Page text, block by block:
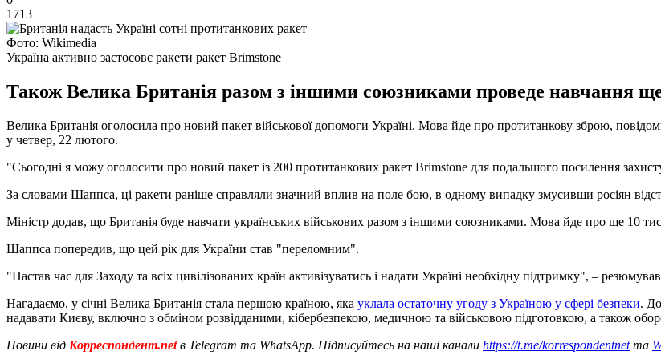
1713
Фото: Wikimedia
Україна активно застосовє ракети ракет Brimstone
Також Велика Британія разом з іншими союзниками проведе навчання
Велика Британія оголосила про новий пакет військової допомоги Україні. Мова йде про протитанкову зброю,
у четвер, 22 лютого.
"Сьогодні я можу оголосити про новий пакет із 200 протитанкових ракет Brimstone для подальшого посилення
За словами Шаппса, ці ракети раніше справляли значний вплив на поле бою, в одному випадку змусивши росіян
Міністр додав, що Британія буде навчати українських військових разом з іншими союзниками. Мова йде про ще 10
Шаппса попередив, що цей рік для України став "переломним".
"Настав час для Заходу та всіх цивілізованих країн активізуватись і надати Україні необхідну підтримку", –
Нагадаємо, у січні Велика Британія стала першою країною, яка уклала остаточну угоду з Україною у сфері безпеки.
надавати Києву, включно з обміном розвідданими, кібербезпекою, медичною та військовою підготовкою, а також
Новини від Корреспондент.netв Telegram та WhatsApp. Підписуйтесь на наші канали https://t.me/korrespondentnetта